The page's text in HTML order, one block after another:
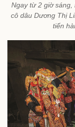
Ngay từ 2 giờ sáng,
cô dâu Dương Thị
tiến